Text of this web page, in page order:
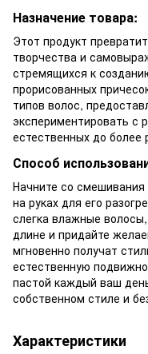
Назначение товара:
Этот продукт
творчества и
стремящихся к
прорисованных
типов волос,
экспериментировать с
естественных до более
Способ
Начните со смешивания
на руках для его
слегка влажные
длине и придайте
мгновенно получат
естественную
пастой каждый ваш
собственном стиле и
Характеристики